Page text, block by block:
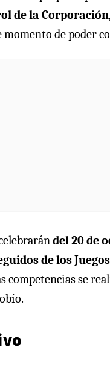
de la Corporación
de poder
del 20 de
de los
competencias se